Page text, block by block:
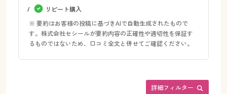
リピート購入
※ 要約はお客様の投稿に基づきAIで自動生成されたもので
す。株式会社セシールが要約内容の正確性や適切性を保証す
るものではないため、口コミ全文と併せてご確認ください。
詳細フィルター